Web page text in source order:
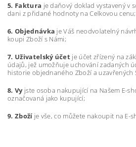
5. Faktura je daňový doklad vystavený v
dani z přidané hodnoty na Celkovou cenu;
6. Objednávka je Váš neodvolatelný
koupi Zboží s Námi;
7. Uživatelský účet je účet zřízený na
údajů, jež umožňuje uchování zadaných
historie objednaného Zboží a uzavřených
8. Vyjste osoba nakupující na Našem E-
označovaná jako kupující;
9. Zbožíje vše, co můžete nakoupit na E-